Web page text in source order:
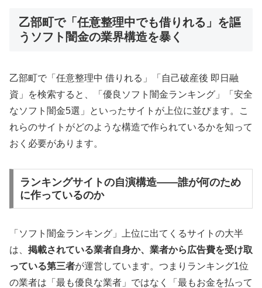
乙部町で「任意整理中でも借りれる」を謳
うソフト闇金の業界構造を暴く
乙部町で「任意整理中 借りれる」「自己破産後 即日融
資」を検索すると、「優良ソフト闇金ランキング」「安全
なソフト闇金5選」といったサイトが上位に並びます。こ
れらのサイトがどのような構造で作られているかを知って
おく必要があります。
ランキングサイトの自演構造——誰が何のため
に作っているのか
「ソフト闇金ランキング」上位に出てくるサイトの大半
は、 掲載されている業者自身か、業者から広告費を受け取
っている第三者が運営しています。つまりランキング1位
の業者は「最も優良な業者」ではなく「最もお金を払って